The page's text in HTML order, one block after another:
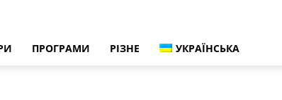
ПРОГРАМИ РІЗНЕ УКРАЇНСЬКА